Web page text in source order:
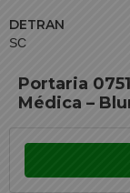
DETRAN
SC
Portaria
Médica –